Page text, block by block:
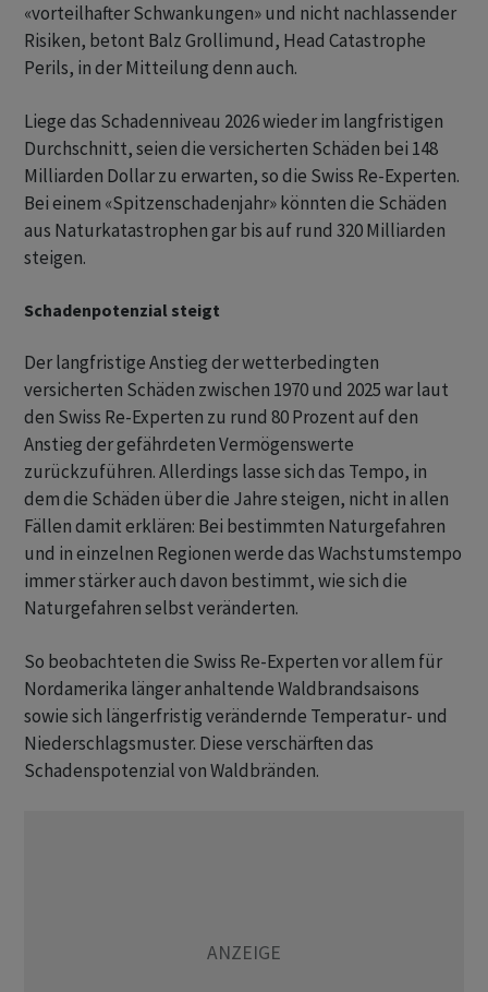
«vorteilhafter Schwankungen» und nicht nachlassender
Risiken, betont Balz Grollimund, Head Catastrophe
Perils, in der Mitteilung denn auch.
Liege das Schadenniveau 2026 wieder im langfristigen
Durchschnitt, seien die versicherten Schäden bei 148
Milliarden Dollar zu erwarten, so die Swiss Re-Experten.
Bei einem «Spitzenschadenjahr» könnten die Schäden
aus Naturkatastrophen gar bis auf rund 320 Milliarden
steigen.
Schadenpotenzial steigt
Der langfristige Anstieg der wetterbedingten
versicherten Schäden zwischen 1970 und 2025 war laut
den Swiss Re-Experten zu rund 80 Prozent auf den
Anstieg der gefährdeten Vermögenswerte
zurückzuführen. Allerdings lasse sich das Tempo, in
dem die Schäden über die Jahre steigen, nicht in allen
Fällen damit erklären: Bei bestimmten Naturgefahren
und in einzelnen Regionen werde das Wachstumstempo
immer stärker auch davon bestimmt, wie sich die
Naturgefahren selbst veränderten.
So beobachteten die Swiss Re-Experten vor allem für
Nordamerika länger anhaltende Waldbrandsaisons
sowie sich längerfristig verändernde Temperatur- und
Niederschlagsmuster. Diese verschärften das
Schadenspotenzial von Waldbränden.